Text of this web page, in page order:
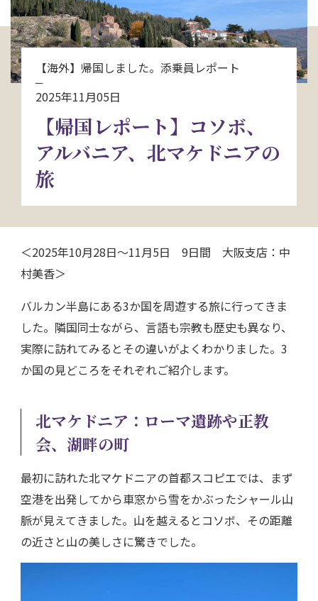
お問い合わせ
電話にてお問い合わせ
【海外】帰国しました。添乗員レポート
2025年11月05日
【帰国レポート】コソボ、
アルバニア、北マケドニアの
旅
＜2025年10月28日～11月5日 9日間 大阪支店：中
村美香＞
バルカン半島にある3か国を周遊する旅に行ってきま
した。隣国同士ながら、言語も宗教も歴史も異なり、
実際に訪れてみるとその違いがよくわかりました。3
か国の見どころをそれぞれご紹介します。
北マケドニア：ローマ遺跡や正教
会、湖畔の町
最初に訪れた北マケドニアの首都スコピエでは、まず
空港を出発してから車窓から雪をかぶったシャール山
脈が見えてきました。山を越えるとコソボ、その距離
の近さと山の美しさに驚きでした。